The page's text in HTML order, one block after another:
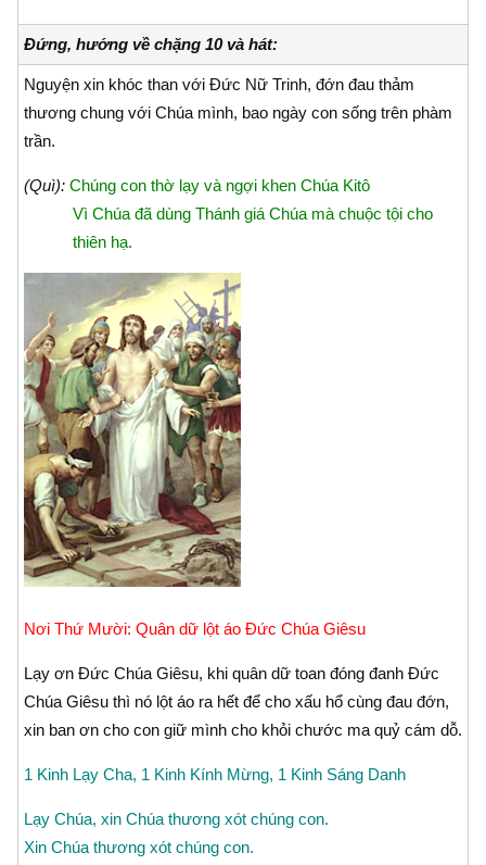
Đứng, hướng về chặng 10 và hát:
Nguyện xin khóc than với Đức Nữ Trinh, đớn đau thảm
thương chung với Chúa mình, bao ngày con sống trên phàm
trần.
(Quì): Chúng con thờ lạy và ngợi khen Chúa Kitô
Vì Chúa đã dùng Thánh giá Chúa mà chuộc tội cho
thiên hạ.
Nơi Thứ Mười: Quân dữ lột áo Ðức Chúa Giêsu
Lạy ơn Ðức Chúa Giêsu, khi quân dữ toan đóng đanh Ðức
Chúa Giêsu thì nó lột áo ra hết để cho xấu hổ cùng đau đớn,
xin ban ơn cho con giữ mình cho khỏi chước ma quỷ cám dỗ.
1 Kinh Lạy Cha, 1 Kinh Kính Mừng, 1 Kinh Sáng Danh
Lạy Chúa, xin Chúa thương xót chúng con.
Xin Chúa thương xót chúng con.